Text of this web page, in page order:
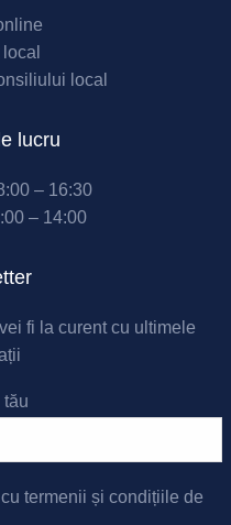
local
lucru
– 16:30
– 14:00
fi la curent cu ultimele
tău
termenii și condițiile de